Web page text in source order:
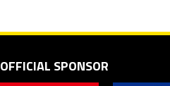
OFFICIAL SPONSOR